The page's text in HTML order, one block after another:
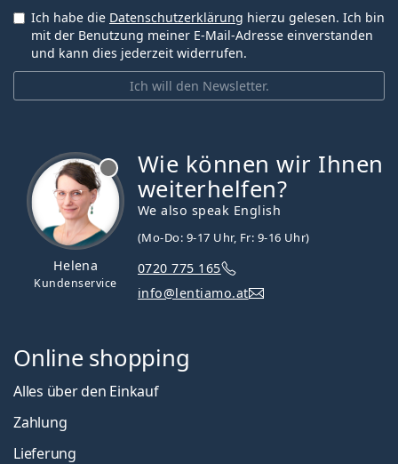
Ich will den Newsletter.
Ich habe die Datenschutzerklärung hierzu gelesen. Ich bin
mit der Benutzung meiner E-Mail-Adresse einverstanden
und kann dies jederzeit widerrufen.
Helena
Kundenservice
Wie können wir Ihnen
weiterhelfen?
We also speak English
(Mo-Do: 9-17 Uhr, Fr: 9-16 Uhr)
0720 775 165
info@lentiamo.at
Online shopping
Alles über den Einkauf
Zahlung
Lieferung